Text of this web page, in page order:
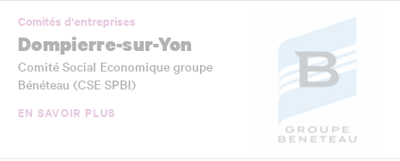
Comités d'entreprises
Dompierre-sur-Yon
Comité Social Economique groupe
Bénéteau (CSE SPBI)
EN SAVOIR PLUS